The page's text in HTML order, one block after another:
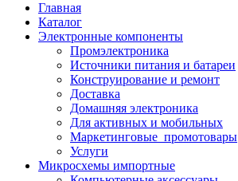
Главная
Каталог
Электронные компоненты
Промэлектроника
Источники питания и батареи
Конструирование и ремонт
Доставка
Домашняя электроника
Для активных и мобильных
Маркетинговые_промотовары
Услуги
Микросхемы импортные